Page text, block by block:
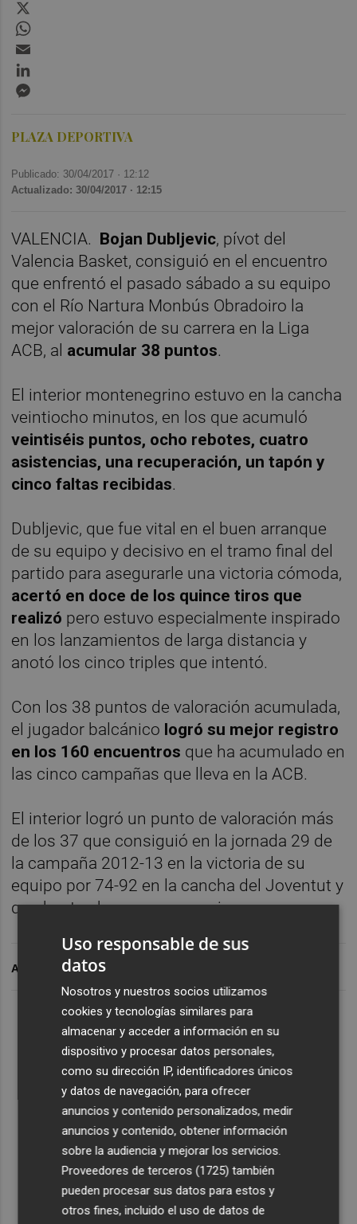
PLAZA DEPORTIVA
Publicado: 30/04/2017 · 12:12
Actualizado: 30/04/2017 · 12:15
VALENCIA. Bojan Dubljevic, pívot del
Valencia Basket, consiguió en el encuentro
que enfrentó el pasado sábado a su equipo
con el Río Nartura Monbús Obradoiro la
mejor valoración de su carrera en la Liga
ACB, al acumular 38 puntos.
El interior montenegrino estuvo en la cancha
veintiocho minutos, en los que acumuló
veintiséis puntos, ocho rebotes, cuatro
asistencias, una recuperación, un tapón y
cinco faltas recibidas.
Dubljevic, que fue vital en el buen arranque
de su equipo y decisivo en el tramo final del
partido para asegurarle una victoria cómoda,
acertó en doce de los quince tiros que
realizó pero estuvo especialmente inspirado
en los lanzamientos de larga distancia y
anotó los cinco triples que intentó.
Con los 38 puntos de valoración acumulada,
el jugador balcánico logró su mejor registro
en los 160 encuentros que ha acumulado en
las cinco campañas que lleva en la ACB.
El interior logró un punto de valoración más
de los 37 que consiguió en la jornada 29 de
la campaña 2012-13 en la victoria de su
equipo por 74-92 en la cancha del Joventut y
que hasta ahora eran su mejor marca.
ARCHIVADO EN
Uso responsable de sus
datos
Nosotros y nuestros socios utilizamos
cookies y tecnologías similares para
almacenar y acceder a información en su
dispositivo y procesar datos personales,
como su dirección IP, identificadores únicos
y datos de navegación, para ofrecer
anuncios y contenido personalizados, medir
anuncios y contenido, obtener información
sobre la audiencia y mejorar los servicios.
Proveedores de terceros (1725) también
pueden procesar sus datos para estos y
otros fines, incluido el uso de datos de